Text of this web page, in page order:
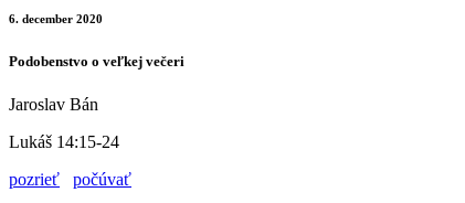
6. december 2020
Podobenstvo o veľkej večeri
Jaroslav Bán
Lukáš 14:15-24
pozrieť
počúvať